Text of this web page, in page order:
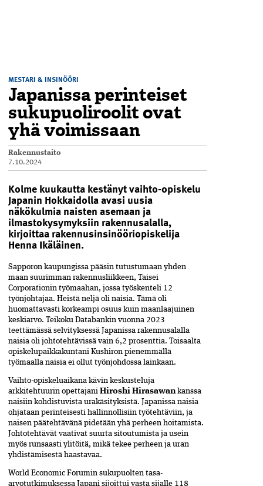
MESTARI & INSINÖÖRI
Japanissa perinteiset
sukupuoliroolit ovat
yhä voimissaan
Rakennustaito
7.10.2024
Kolme kuukautta kestänyt vaihto-opiskelu
Japanin Hokkaidolla avasi uusia
näkökulmia naisten asemaan ja
ilmastokysymyksiin rakennusalalla,
kirjoittaa rakennusinsinööriopiskelija
Henna Ikäläinen.
Sapporon kaupungissa pääsin tutustumaan yhden
maan suurimman rakennusliikkeen, Taisei
Corporationin työmaahan, jossa työskenteli 12
työnjohtajaa. Heistä neljä oli naisia. Tämä oli
huomattavasti korkeampi osuus kuin maanlaajuinen
keskiarvo. Teikoku Databankin vuonna 2023
teettämässä selvityksessä Japanissa rakennusalalla
naisia oli johtotehtävissä vain 6,2 prosenttia. Toisaalta
opiskelupaikkakuntani Kushiron pienemmällä
työmaalla naisia ei ollut työnjohdossa lainkaan.
Vaihto-opiskeluaikana kävin keskusteluja
arkkitehtuurin opettajani Hiroshi Hirasawan kanssa
naisiin kohdistuvista urakäsityksistä. Japanissa naisia
ohjataan perinteisesti hallinnollisiin työtehtäviin, ja
naisen päätehtävänä pidetään yhä perheen hoitamista.
Johtotehtävät vaativat suurta sitoutumista ja usein
myös runsaasti ylitöitä, mikä tekee perheen ja uran
yhdistämisestä haastavaa.
World Economic Forumin sukupuolten tasa-
arvotutkimuksessa Japani sijoittui vasta sijalle 118